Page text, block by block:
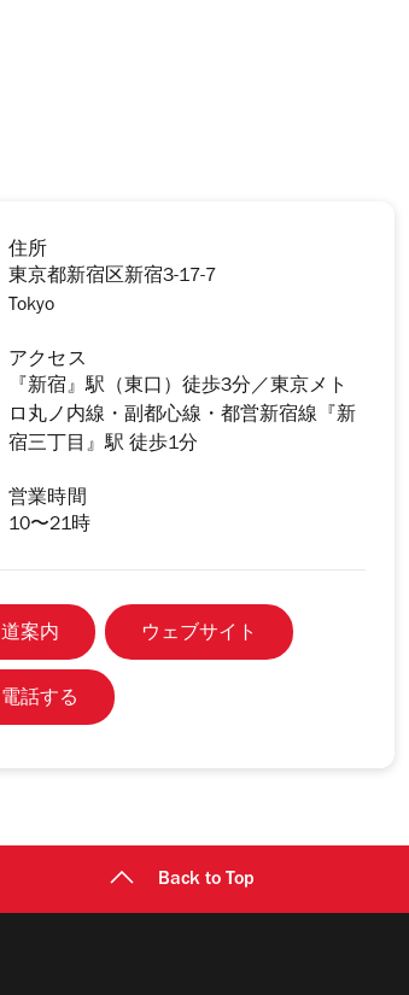
住所
東京都新宿区新宿3-17-7
Tokyo
アクセス
『新宿』駅（東口）徒歩3分／東京メト
ロ丸ノ内線・副都心線・都営新宿線『新
宿三丁目』駅 徒歩1分
営業時間
10〜21時
道案内 ウェブサイト
電話する
Back to Top